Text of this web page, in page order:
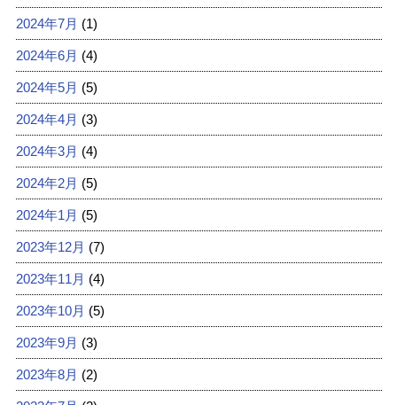
2024年7月 (1)
2024年6月 (4)
2024年5月 (5)
2024年4月 (3)
2024年3月 (4)
2024年2月 (5)
2024年1月 (5)
2023年12月 (7)
2023年11月 (4)
2023年10月 (5)
2023年9月 (3)
2023年8月 (2)